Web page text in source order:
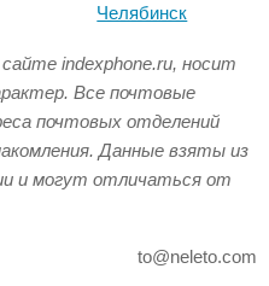
Челябинск
indexphone.ru, носит
Все почтовые
почтовых отделений
Данные взяты из
и могут отличаться от
to@neleto.com